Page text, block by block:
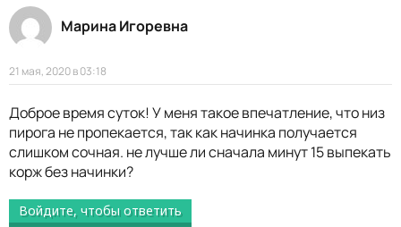
Марина Игоревна
21 мая, 2020 в 03:18
Доброе время суток! У меня такое впечатление, что низ
пирога не пропекается, так как начинка получается
слишком сочная. не лучше ли сначала минут 15 выпекать
корж без начинки?
Войдите, чтобы ответить